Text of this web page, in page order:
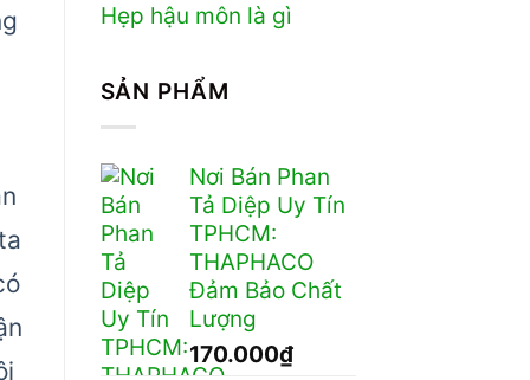
Hẹp hậu môn là gì
SẢN PHẨM
Nơi Bán Phan
Tả Diệp Uy Tín
TPHCM:
THAPHACO
Đảm Bảo Chất
Lượng
170.000₫